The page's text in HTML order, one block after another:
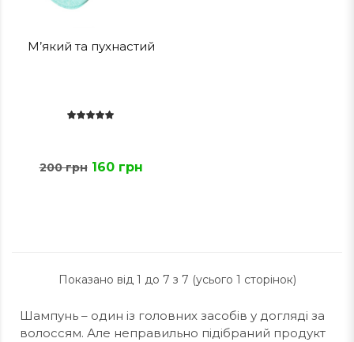
М’який та пухнастий
200 грн 160 грн
Показано від 1 до 7 з 7 (усього 1 сторінок)
Шампунь – один із головних засобів у догляді за
волоссям. Але неправильно підібраний продукт